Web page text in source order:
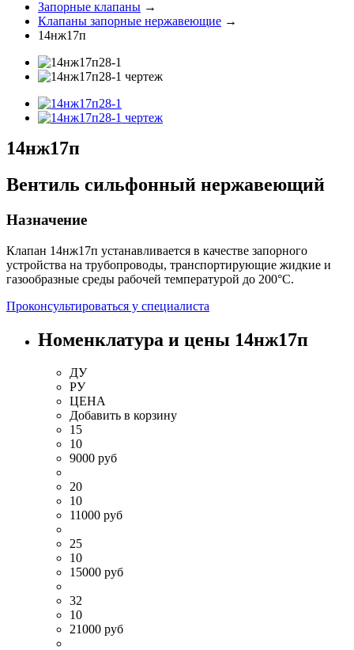
Запорные клапаны →
Клапаны запорные нержавеющие →
14нж17п
14нж17п
Вентиль сильфонный нержавеющий
Назначение
Клапан 14нж17п устанавливается в качестве запорного
устройства на трубопроводы, транспортирующие жидкие и
газообразные среды рабочей температурой до 200°С.
Проконсультироваться у специалиста
Номенклатура и цены 14нж17п
ДУ
РУ
ЦЕНА
Добавить в корзину
15
10
9000 руб
20
10
11000 руб
25
10
15000 руб
32
10
21000 руб